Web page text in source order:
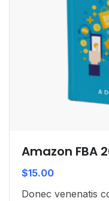
Amazon FBA
$15.00
Donec venenatis